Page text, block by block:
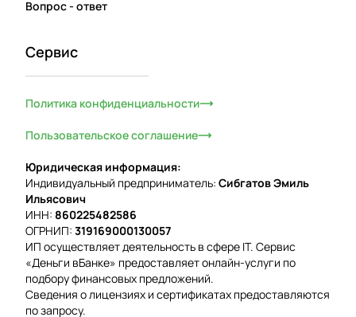
Вопрос - ответ
Сервис
Политика конфиденциальности
Пользовательское соглашение
Юридическая информация:
Индивидуальный предприниматель: Сибгатов Эмиль
Ильясович
ИНН: 860225482586
ОГРНИП: 319169000130057
ИП осуществляет деятельность в сфере IT. Сервис
«Деньги вБанке» предоставляет онлайн-услуги по
подбору финансовых предложений.
Сведения о лицензиях и сертификатах предоставляются
по запросу.